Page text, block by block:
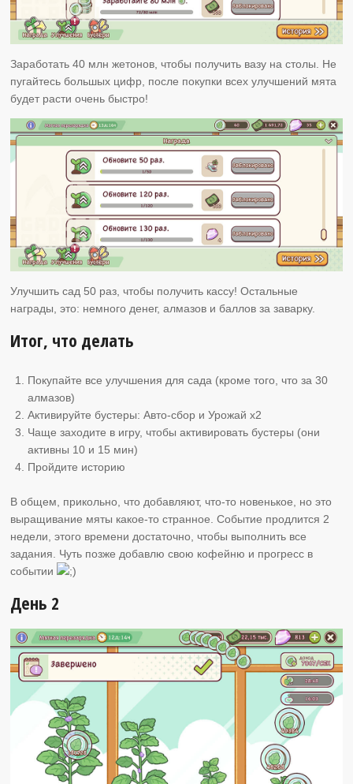
Заработать 40 млн жетонов, чтобы получить вазу на столы. Не
пугайтесь большых цифр, после покупки всех улучшений мята
будет расти очень быстро!
Улучшить сад 50 раз, чтобы получить кассу! Остальные
награды, это: немного денег, алмазов и баллов за заварку.
Итог, что делать
Покупайте все улучшения для сада (кроме того, что за 30
алмазов)
Активируйте бустеры: Авто-сбор и Урожай х2
Чаще заходите в игру, чтобы активировать бустеры (они
активны 10 и 15 мин)
Пройдите историю
В общем, прикольно, что добавляют, что-то новенькое, но это
выращивание мяты какое-то странное. Событие продлится 2
недели, этого времени достаточно, чтобы выполнить все
задания. Чуть позже добавлю свою кофейню и прогресс в
событии
День 2